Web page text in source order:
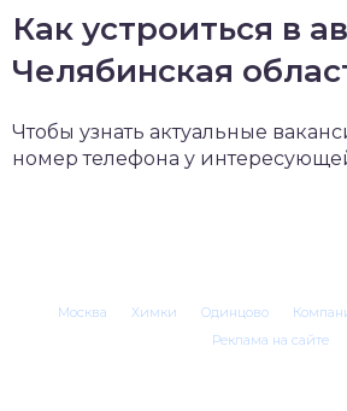
Как устроиться в
Челябинская
Чтобы узнать актуальные
номер телефона у
Москва Химки Одинцово
Реклама на сайте